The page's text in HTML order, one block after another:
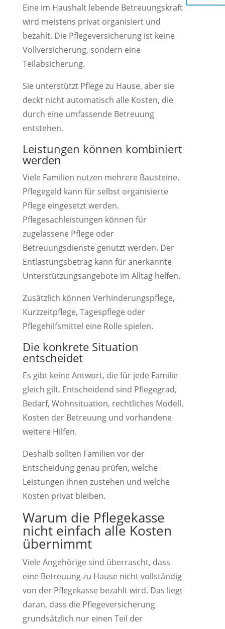
Eine im Haushalt lebende Betreuungskraft
wird meistens privat organisiert und
bezahlt. Die Pflegeversicherung ist keine
Vollversicherung, sondern eine
Teilabsicherung.
Sie unterstützt Pflege zu Hause, aber sie
deckt nicht automatisch alle Kosten, die
durch eine umfassende Betreuung
entstehen.
Leistungen können kombiniert
werden
Viele Familien nutzen mehrere Bausteine.
Pflegegeld kann für selbst organisierte
Pflege eingesetzt werden.
Pflegesachleistungen können für
zugelassene Pflege oder
Betreuungsdienste genutzt werden. Der
Entlastungsbetrag kann für anerkannte
Unterstützungsangebote im Alltag helfen.
Zusätzlich können Verhinderungspflege,
Kurzzeitpflege, Tagespflege oder
Pflegehilfsmittel eine Rolle spielen.
Die konkrete Situation
entscheidet
Es gibt keine Antwort, die für jede Familie
gleich gilt. Entscheidend sind Pflegegrad,
Bedarf, Wohnsituation, rechtliches Modell,
Kosten der Betreuung und vorhandene
weitere Hilfen.
Deshalb sollten Familien vor der
Entscheidung genau prüfen, welche
Leistungen ihnen zustehen und welche
Kosten privat bleiben.
Warum die Pflegekasse
nicht einfach alle Kosten
übernimmt
Viele Angehörige sind überrascht, dass
eine Betreuung zu Hause nicht vollständig
von der Pflegekasse bezahlt wird. Das liegt
daran, dass die Pflegeversicherung
grundsätzlich nur einen Teil der